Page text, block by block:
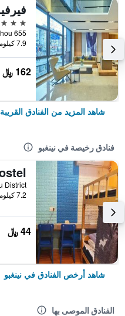
3 نجوم
7.9 كيلومتر عن وسط المدينة
162 ﷼
شاهد المزيد من الفنادق القريبة
فنادق رخيصة في نينغبو
7.2 كيلومتر عن وسط المدينة
44 ﷼
شاهد أرخص الفنادق في نينغبو
الفنادق الموصى بها